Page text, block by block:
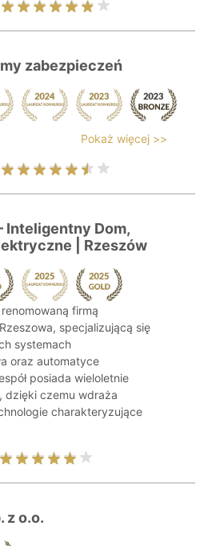
zabezpieczeń
Pokaż więcej >>
Inteligentny Dom,
| Rzeszów
firmą
specjalizującą się
systemach
oraz automatyce
posiada wieloletnie
dzięki czemu wdraża
charakteryzujące
z o.o.